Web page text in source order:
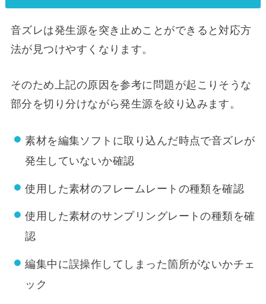
音ズレは発生源を突き止めことができると対応方
法が見つけやすくなります。
そのため上記の原因を参考に問題が起こりそうな
部分を切り分けながら発生源を絞り込みます。
素材を編集ソフトに取り込んだ時点で音ズレが
発生していないか確認
使用した素材のフレームレートの種類を確認
使用した素材のサンプリングレートの種類を確
認
編集中に誤操作してしまった箇所がないかチェ
ック